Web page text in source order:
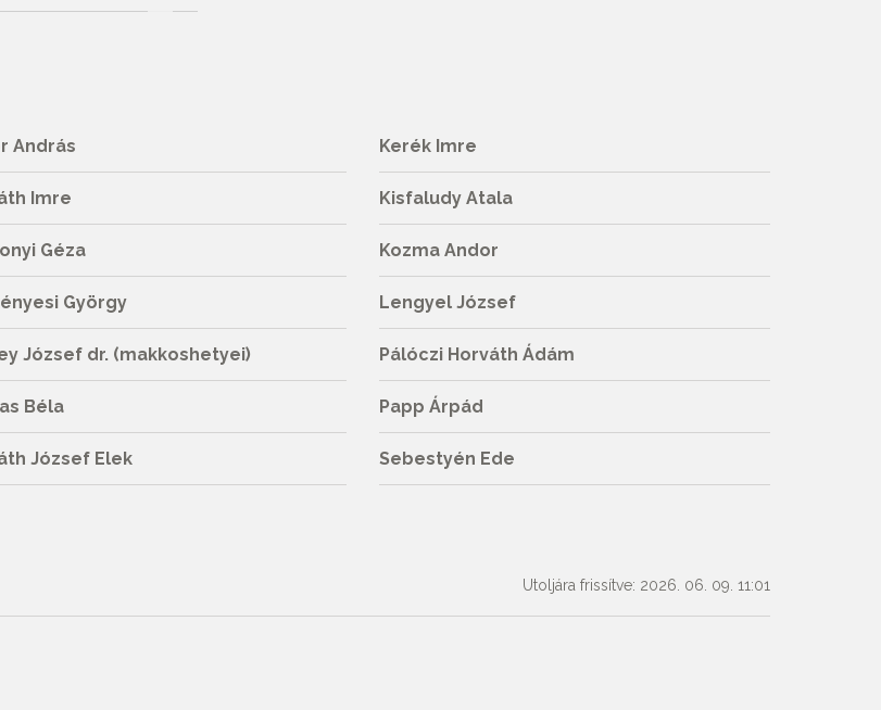
András
Imre
Géza
György
József dr. (makkoshetyei)
Béla
József Elek
Kerék Imre
Kisfaludy Atala
Kozma Andor
Lengyel József
Pálóczi Horváth Ádám
Papp Árpád
Sebestyén Ede
Utoljára frissítve: 2026. 06. 09. 11:01